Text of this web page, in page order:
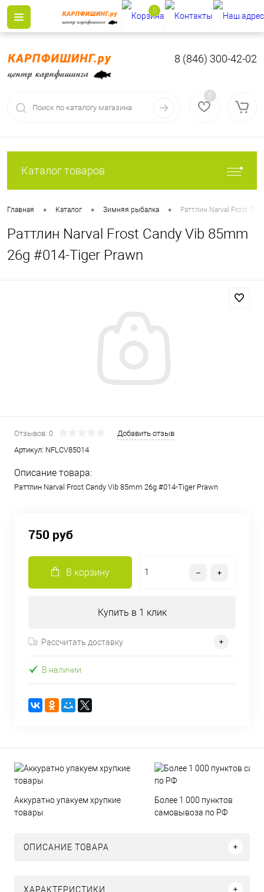
8 (846) 300-42-02
0
Каталог товаров
Главная • Каталог • Зимняя рыбалка • Раттлин Narval Frost
Раттлин Narval Frost Candy Vib 85mm
26g #014-Tiger Prawn
Отзывов: 0
Добавить отзыв
Артикул: NFLCV85014
Описание товара:
Раттлин Narval Frost Candy Vib 85mm 26g #014-Tiger Prawn
750 руб
В корзину
Купить в 1 клик
Рассчитать доставку
В наличии
Аккуратно упакуем хрупкие
товары
Более 1 000 пунктов
самовывоза по РФ
ОПИСАНИЕ ТОВАРА
ХАРАКТЕРИСТИКИ
0